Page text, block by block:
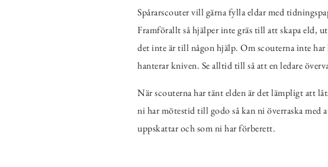
Spårarscouter vill gärna fylla eldar med
Framförallt så hjälper inte gräs till att skapa eld,
det inte är till någon hjälp. Om scouterna inte
hanterar kniven. Se alltid till så att en ledare
När scouterna har tänt elden är det lämpligt att
ni har mötestid till godo så kan ni överraska
uppskattar och som ni har förberett.